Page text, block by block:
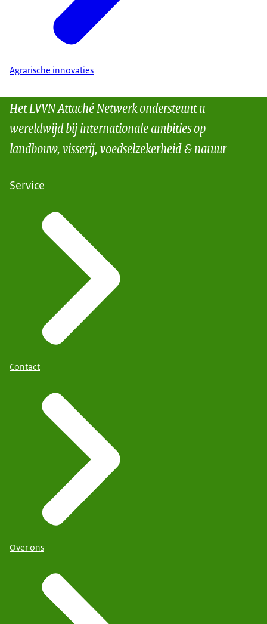
Agrarische innovaties
Het LVVN Attaché Netwerk ondersteunt u
wereldwijd bij internationale ambities op
landbouw, visserij, voedselzekerheid & natuur
Service
Contact
Over ons